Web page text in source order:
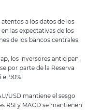
a los datos de los
las expectativas de los
de los bancos centrales.
los inversores anticipan
por parte de la Reserva
90%.
USD mantiene el sesgo
RSI y MACD se mantienen